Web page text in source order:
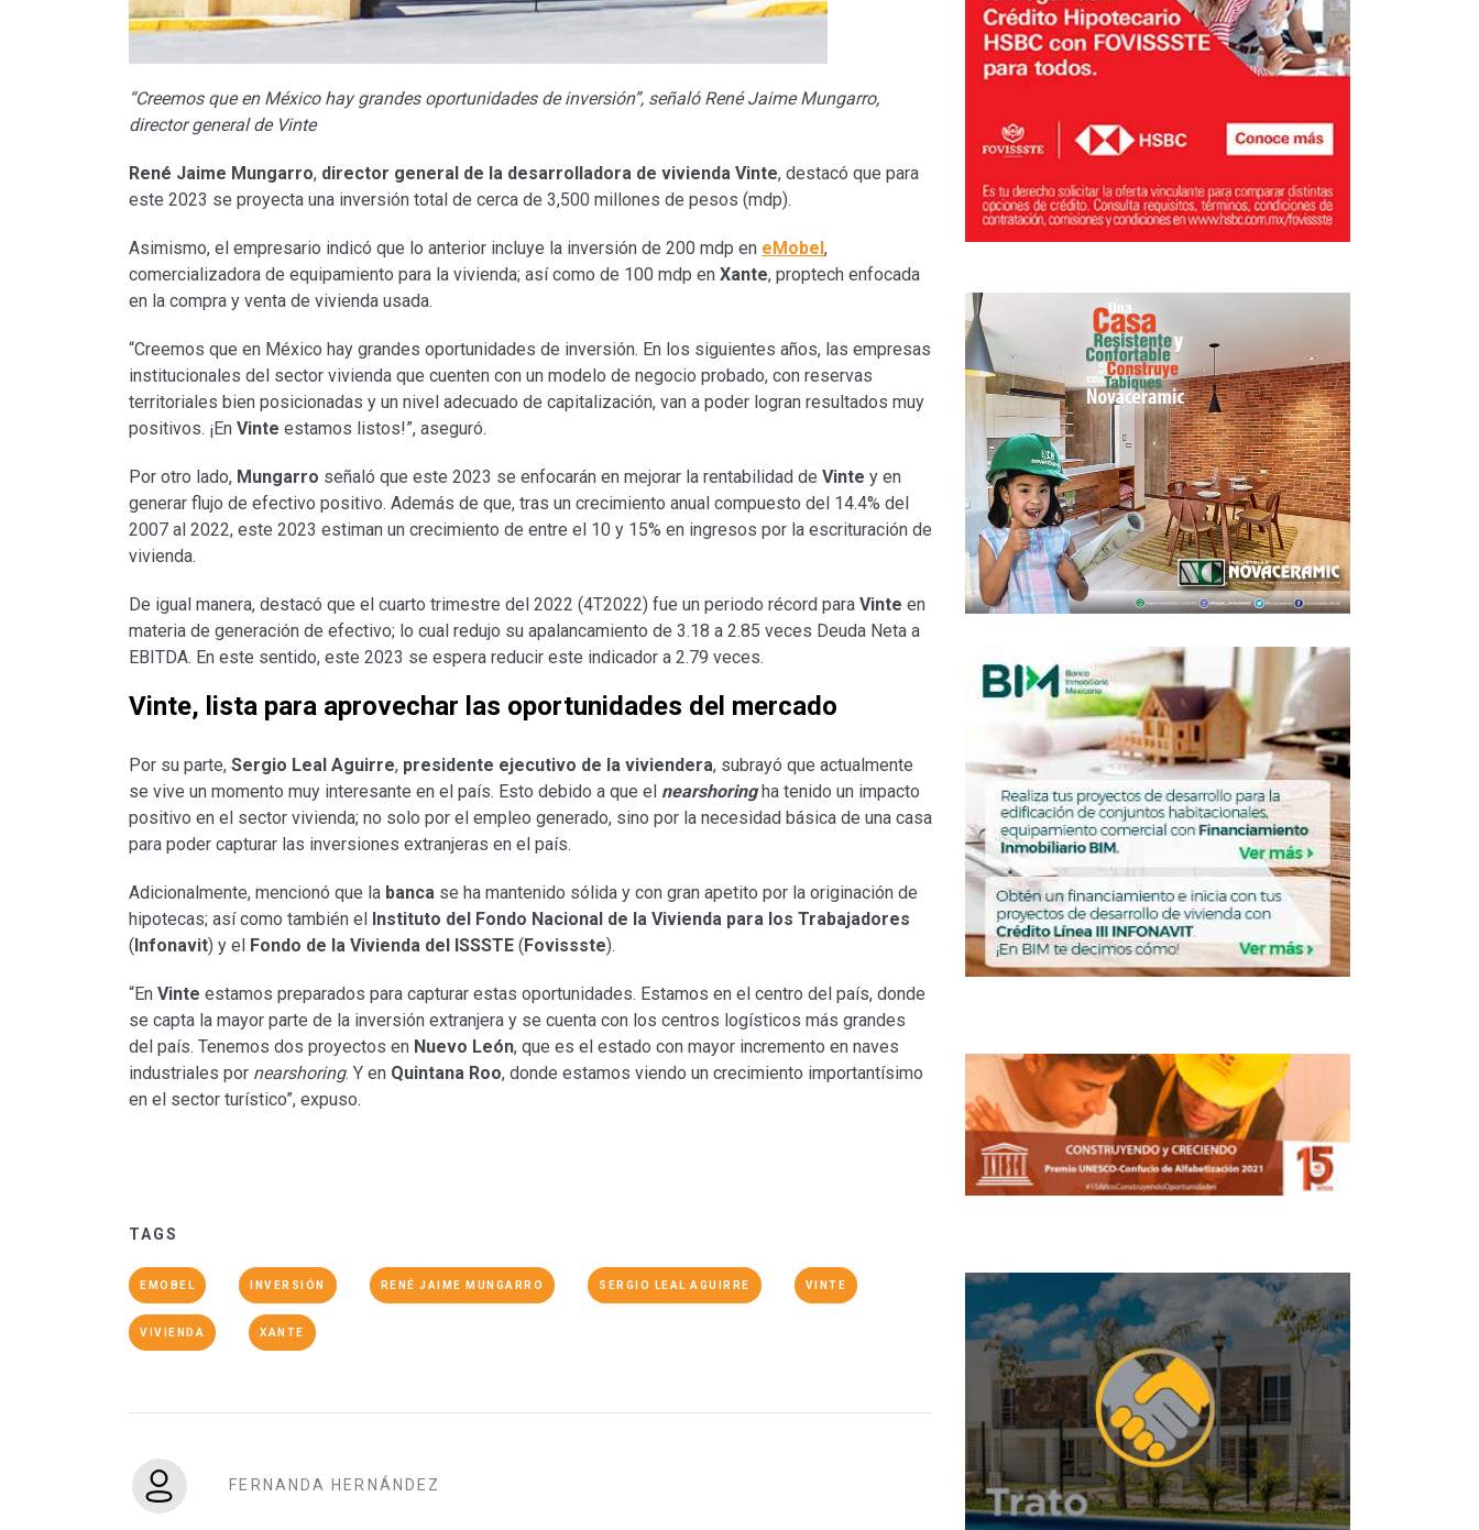
“Creemos que en México hay grandes oportunidades de inversión”, señaló René Jaime Mungarro,
director general de Vinte
René Jaime Mungarro, director general de la desarrolladora de vivienda Vinte, destacó que para
este 2023 se proyecta una inversión total de cerca de 3,500 millones de pesos (mdp).
Asimismo, el empresario indicó que lo anterior incluye la inversión de 200 mdp en eMobel ,
comercializadora de equipamiento para la vivienda; así como de 100 mdp en Xante, proptech enfocada
en la compra y venta de vivienda usada.
“Creemos que en México hay grandes oportunidades de inversión. En los siguientes años, las empresas
institucionales del sector vivienda que cuenten con un modelo de negocio probado, con reservas
territoriales bien posicionadas y un nivel adecuado de capitalización, van a poder logran resultados muy
positivos. ¡En Vinte estamos listos!”, aseguró.
Por otro lado, Mungarro señaló que este 2023 se enfocarán en mejorar la rentabilidad de Vinte y en
generar flujo de efectivo positivo. Además de que, tras un crecimiento anual compuesto del 14.4% del
2007 al 2022, este 2023 estiman un crecimiento de entre el 10 y 15% en ingresos por la escrituración de
vivienda.
De igual manera, destacó que el cuarto trimestre del 2022 (4T2022) fue un periodo récord para Vinte en
materia de generación de efectivo; lo cual redujo su apalancamiento de 3.18 a 2.85 veces Deuda Neta a
EBITDA. En este sentido, este 2023 se espera reducir este indicador a 2.79 veces.
Vinte, lista para aprovechar las oportunidades del mercado
Por su parte, Sergio Leal Aguirre, presidente ejecutivo de la viviendera, subrayó que actualmente
se vive un momento muy interesante en el país. Esto debido a que el nearshoringha tenido un impacto
positivo en el sector vivienda; no solo por el empleo generado, sino por la necesidad básica de una casa
para poder capturar las inversiones extranjeras en el país.
Adicionalmente, mencionó que la banca se ha mantenido sólida y con gran apetito por la originación de
hipotecas; así como también el
Instituto del Fondo Nacional de la Vivienda para los Trabajadores
( Infonavit) y el Fondo de la Vivienda del ISSSTE ( Fovissste).
“En Vinte estamos preparados para capturar estas oportunidades. Estamos en el centro del país, donde
se capta la mayor parte de la inversión extranjera y se cuenta con los centros logísticos más grandes
del país. Tenemos dos proyectos en Nuevo León, que es el estado con mayor incremento en naves
industriales por nearshoring. Y en Quintana Roo, donde estamos viendo un crecimiento importantísimo
en el sector turístico”, expuso.
TAGS
EMOBEL INVERSIÓN RENÉ JAIME MUNGARRO SERGIO LEAL AGUIRRE VINTE
VIVIENDA XANTE
FERNANDA HERNÁNDEZ